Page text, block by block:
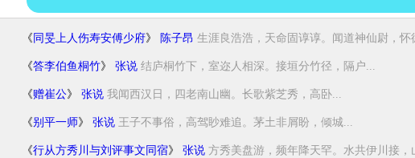
《 同旻上人伤寿安傅少府》 陈子昂 生涯良浩浩，天命固谆谆。闻道神仙尉，怀
《答李伯鱼桐竹》 张说 结庐桐竹下，室迩人相深。接垣分竹径，隔户...
《赠崔公》 张说 我闻西汉日，四老南山幽。长歌紫芝秀，高卧...
《别平一师》 张说 王子不事俗，高驾眇难追。茅土非屑盼，倾城...
《行从方秀川与刘评事文同宿》 张说 方秀美盘游，频年降天罕。水共伊川接，